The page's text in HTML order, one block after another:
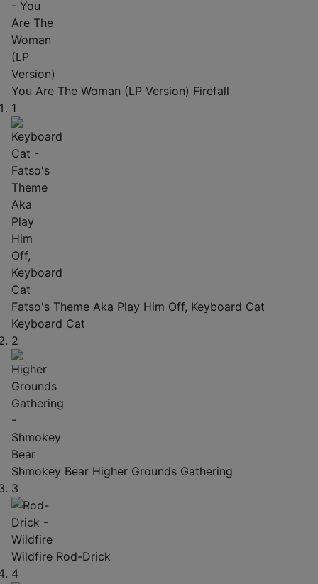
You Are The Woman (LP Version) Firefall
1
Fatso's Theme Aka Play Him Off, Keyboard Cat
Keyboard Cat
2
Shmokey Bear Higher Grounds Gathering
3
Wildfire Rod-Drick
4